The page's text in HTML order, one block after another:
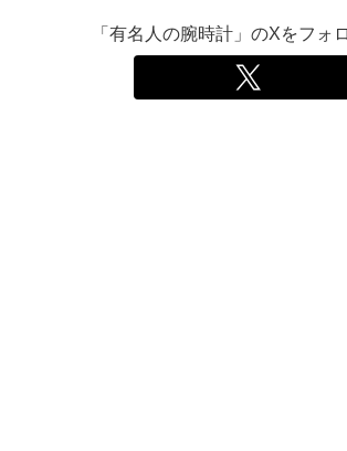
「有名人の腕時計」のXをフォ